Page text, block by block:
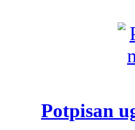
Potpisan